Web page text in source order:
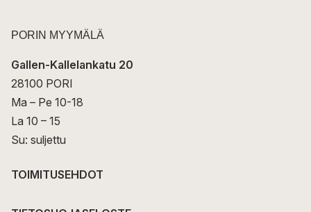
PORIN MYYMÄLÄ
Gallen-Kallelankatu 20
28100 PORI
Ma – Pe 10-18
La 10 – 15
Su: suljettu
TOIMITUSEHDOT